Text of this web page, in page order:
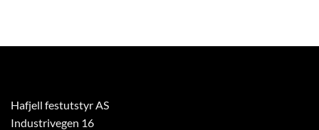
Hafjell festutstyr AS
Industrivegen 16